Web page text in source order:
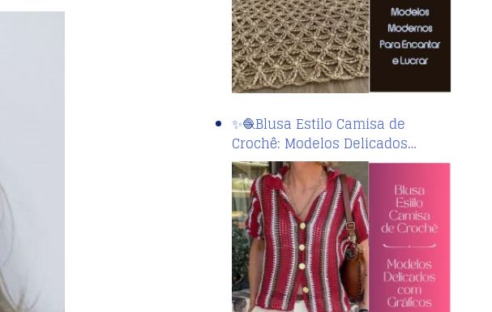
✨🧶Blusa Estilo Camisa de
Crochê: Modelos Delicados…